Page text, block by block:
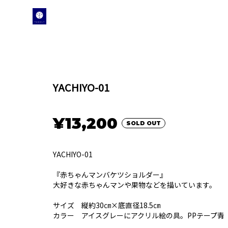
YACHIYO-01
¥13,200 SOLD OUT
YACHIYO-01
『赤ちゃんマンバケツショルダー』
大好きな赤ちゃんマンや果物などを描いています。
サイズ 縦約30㎝×底直径18.5㎝
カラー アイスグレーにアクリル絵の具。PPテープ青